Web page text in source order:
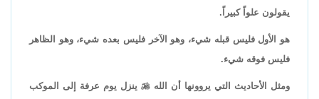
يقولون علواً كبيراً.
هو الأول فليس قبله شيء، وهو الآخر فليس بعده شيء، وهو الظاهر
فليس فوقه شيء.
ومثل الأحاديث التي يروونها أن اللهينزل يوم عرفة إلى الموكب